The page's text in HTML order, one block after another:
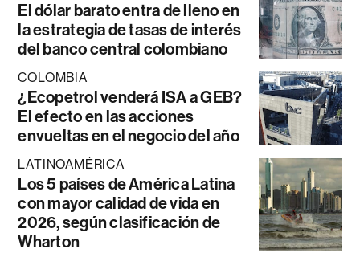
El dólar barato entra de lleno en
la estrategia de tasas de interés
del banco central colombiano
COLOMBIA
¿Ecopetrol venderá ISA a GEB?
El efecto en las acciones
envueltas en el negocio del año
LATINOAMÉRICA
Los 5 países de América Latina
con mayor calidad de vida en
2026, según clasificación de
Wharton